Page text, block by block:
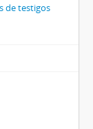
de testigos